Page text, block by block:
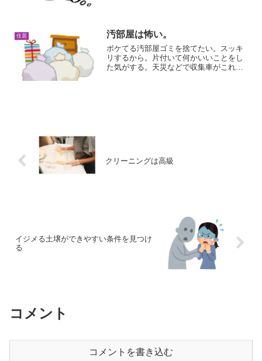
始めは契約社員だったしロ...
住居 汚部屋は怖い。
ボケてる汚部屋ゴミを捨てたい。スッキ
リするから。片付いて何かいいことをし
た気がする。天災などで収集車がこれな
クリーニングは高級
イジメる土壌ができやすい条件を見つけ
る
コメント
コメントを書き込む